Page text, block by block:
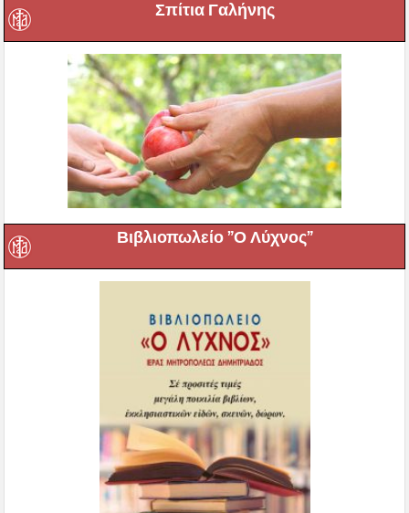
Σπίτια Γαλήνης
Βιβλιοπωλείο ”Ο Λύχνος”